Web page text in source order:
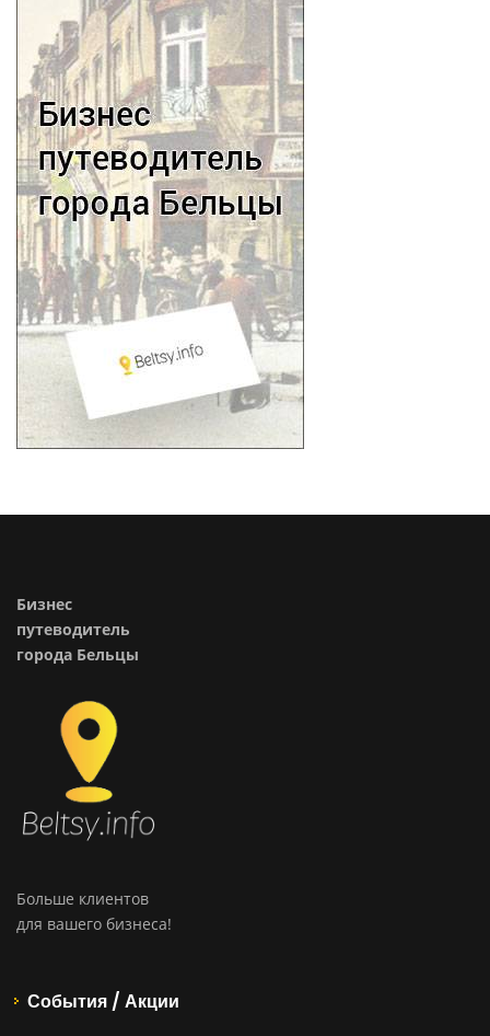
Бизнес
путеводитель
города Бельцы
Больше клиентов
для вашего бизнеса!
События / Акции